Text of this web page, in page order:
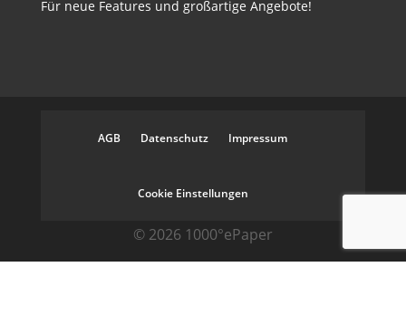
Für neue Features und großartige Angebote!
AGB Datenschutz Impressum
Cookie Einstellungen
© 2026 1000°ePaper